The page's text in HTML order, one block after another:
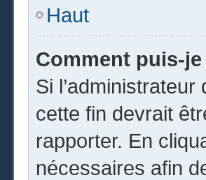
Haut
Comment puis-
Si
cette fin devrait
rapporter. En
nécessaires afin